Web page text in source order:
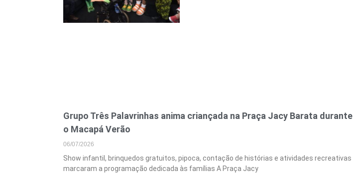
Grupo Três Palavrinhas anima criançada na Praça Jacy Barata durante
o Macapá Verão
06/07/2026
Show infantil, brinquedos gratuitos, pipoca, contação de histórias e atividades recreativas
marcaram a programação dedicada às famílias A Praça Jacy